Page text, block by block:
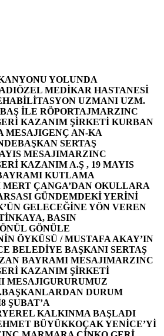
YOLUNDA
ÖZEL MEDİKAR HASTANESİ
UZMANI UZM.
İLE RÖPORTAJMARZINC
KAZANIM ŞİRKETİ KURBAN
MESAJIGENÇ AN-KA
BAŞKAN SERTAŞ
MESAJIMARZINC
KAZANIM A.Ş , 19 MAYIS
KUTLAMA
ÇANGA’DAN OKULLARA
GÜNDEMDEKİ YERİNİ
GELECEĞİNE YÖN VEREN
BASIN
GÖNÜLE
ÖYKÜSÜ / MUSTAFA AKAY’IN
BELEDİYE BAŞKANI SERTAŞ
BAYRAMI MESAJIMARZINC
KAZANIM ŞİRKETİ
MESAJIGURURUMUZ
BAŞKANLARDAN DURUM
8 ŞUBAT’A
YEREL KALKINMA BAŞLADI
BÜYÜKKOÇAK YENİCE’Yİ